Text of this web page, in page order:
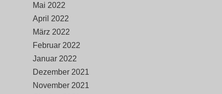
Mai 2022
April 2022
März 2022
Februar 2022
Januar 2022
Dezember 2021
November 2021